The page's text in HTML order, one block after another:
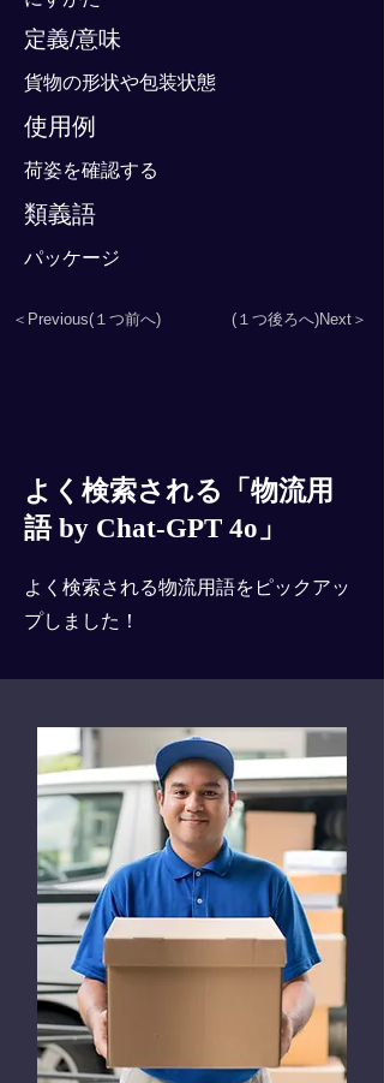
定義/意味
貨物の形状や包装状態
使用例
荷姿を確認する
類義語
パッケージ
＜Previous(１つ前へ) (１つ後ろへ)Next＞
よく検索される「物流用
語 by Chat-GPT 4o」
よく検索される物流用語をピックアッ
プしました！